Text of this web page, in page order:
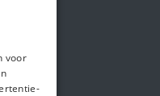
ENGLISH
voor